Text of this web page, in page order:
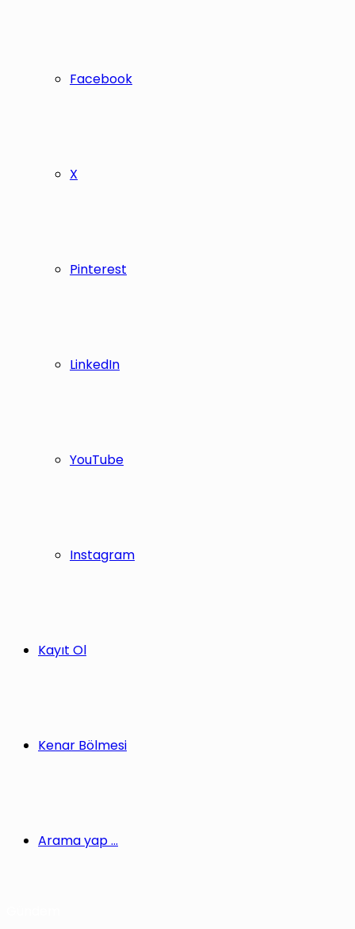
Facebook
X
Pinterest
LinkedIn
YouTube
Instagram
Kayıt Ol
Kenar Bölmesi
Arama yap ...